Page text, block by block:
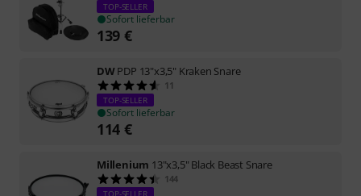
TOP-SELLER
Sofort lieferbar
139 €
DWPDP 13"x3,5" Kraken Snare
11
TOP-SELLER
Sofort lieferbar
114 €
Millenium 13"x3,5" Black Beast Snare
144
TOP-SELLER